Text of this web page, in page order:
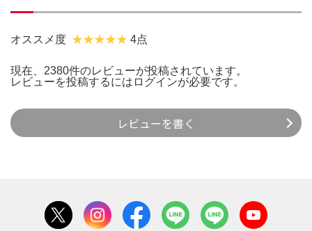
オススメ度 4点
現在、2380件のレビューが投稿されています。
レビューを投稿するには ログインが必要です。
レビューを書く